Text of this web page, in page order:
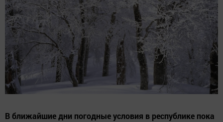
В ближайшие дни погодные условия в республике пока